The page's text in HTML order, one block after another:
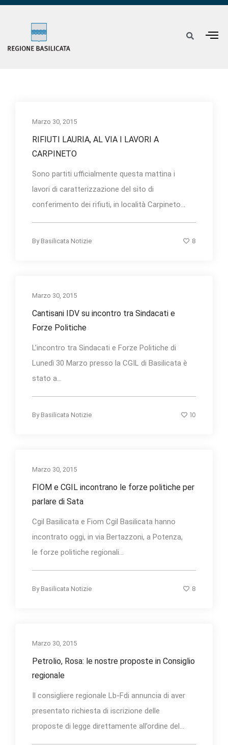
Marzo 30, 2015
RIFIUTI LAURIA, AL VIA I LAVORI A
CARPINETO
Sono partiti ufficialmente questa mattina i
lavori di caratterizzazione del sito di
conferimento dei rifiuti, in località Carpineto...
By Basilicata Notizie 8
Marzo 30, 2015
Cantisani IDV su incontro tra Sindacati e
Forze Politiche
L’incontro tra Sindacati e Forze Politiche di
Lunedì 30 Marzo presso la CGIL di Basilicata è
stato a...
By Basilicata Notizie 10
Marzo 30, 2015
FIOM e CGIL incontrano le forze politiche per
parlare di Sata
Cgil Basilicata e Fiom Cgil Basilicata hanno
incontrato oggi, in via Bertazzoni, a Potenza,
le forze politiche regionali...
By Basilicata Notizie 8
Marzo 30, 2015
Petrolio, Rosa: le nostre proposte in Consiglio
regionale
Il consigliere regionale Lb-Fdi annuncia di aver
presentato richiesta di iscrizione delle
proposte di legge direttamente all’ordine del...